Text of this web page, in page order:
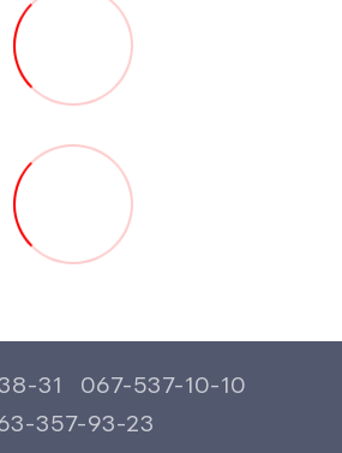
31
067-537-10-10
357-93-23